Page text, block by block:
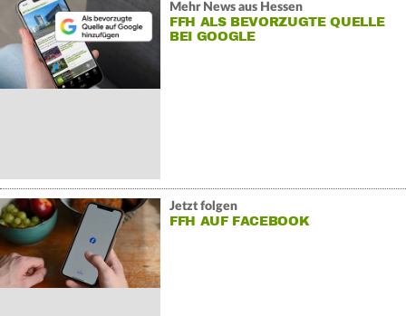
Mehr News aus Hessen
FFH ALS BEVORZUGTE QUELLE
BEI GOOGLE
Jetzt folgen
FFH AUF FACEBOOK